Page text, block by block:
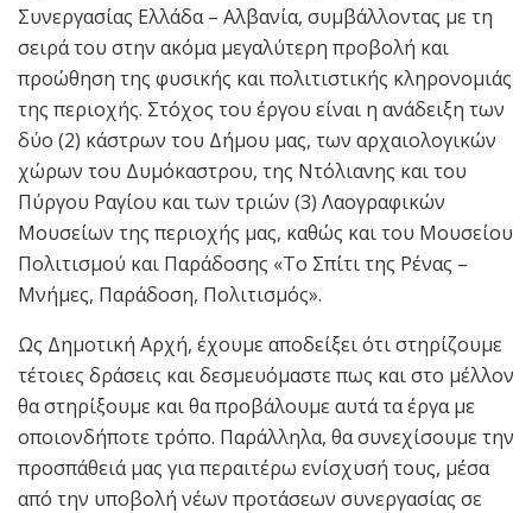
Συνεργασίας Ελλάδα – Αλβανία, συμβάλλοντας με τη
σειρά του στην ακόμα μεγαλύτερη προβολή και
προώθηση της φυσικής και πολιτιστικής κληρονομιάς
της περιοχής. Στόχος του έργου είναι η ανάδειξη των
δύο (2) κάστρων του Δήμου μας, των αρχαιολογικών
χώρων του Δυμόκαστρου, της Ντόλιανης και του
Πύργου Ραγίου και των τριών (3) Λαογραφικών
Μουσείων της περιοχής μας, καθώς και του Μουσείου
Πολιτισμού και Παράδοσης «Το Σπίτι της Ρένας –
Μνήμες, Παράδοση, Πολιτισμός».
Ως Δημοτική Αρχή, έχουμε αποδείξει ότι στηρίζουμε
τέτοιες δράσεις και δεσμευόμαστε πως και στο μέλλον
θα στηρίξουμε και θα προβάλουμε αυτά τα έργα με
οποιονδήποτε τρόπο. Παράλληλα, θα συνεχίσουμε την
προσπάθειά μας για περαιτέρω ενίσχυσή τους, μέσα
από την υποβολή νέων προτάσεων συνεργασίας σε